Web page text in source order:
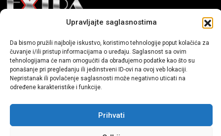
Upravljajte saglasnostima
Da bismo pružili najbolje iskustvo, koristimo tehnologije poput kolačića za
čuvanje i/ili pristup informacijama o uređaju. Saglasnost sa ovim
tehnologijama će nam omogućiti da obrađujemo podatke kao što su
ponašanje pri pregledanju ili jedinstveni ID-ovi na ovoj veb lokaciji.
Nepristanak ili povlačenje saglasnosti može negativno uticati na
određene karakteristike i funkcije.
Prihvati
Mi smo moderni portal zabavnog karaktera koji donosi vijesti i
priče iz života, svijeta showbiza, lifestyle-a i popularne kulture.